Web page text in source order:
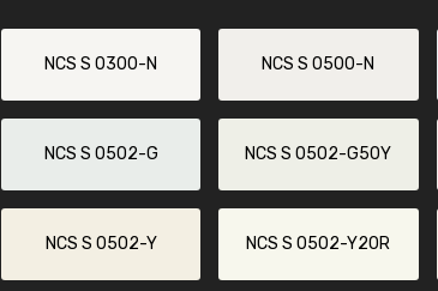
NCS S 0300-N NCS S 0500-N
NCS S 0502-G NCS S 0502-G50Y
NCS S 0502-Y NCS S 0502-Y20R